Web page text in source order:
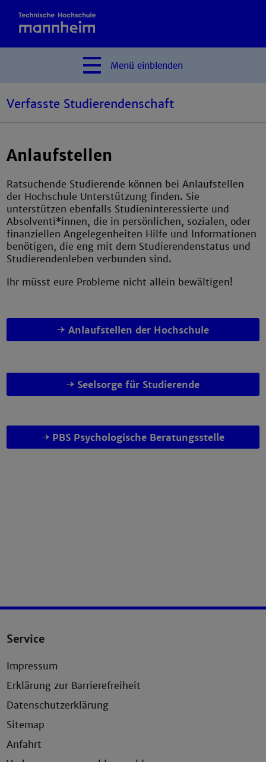
Menü einblenden
Verfasste Studierendenschaft
Anlaufstellen
Ratsuchende Studierende können bei Anlaufstellen
der Hochschule Unterstützung finden. Sie
unterstützen ebenfalls Studieninteressierte und
Absolventi*innen, die in persönlichen, sozialen, oder
finanziellen Angelegenheiten Hilfe und Informationen
benötigen, die eng mit dem Studierendenstatus und
Studierendenleben verbunden sind.
Ihr müsst eure Probleme nicht allein bewältigen!
Anlaufstellen der Hochschule
Seelsorge für Studierende
PBS Psychologische Beratungsstelle
Service
Impressum
Erklärung zur Barrierefreiheit
Datenschutzerklärung
Sitemap
Anfahrt